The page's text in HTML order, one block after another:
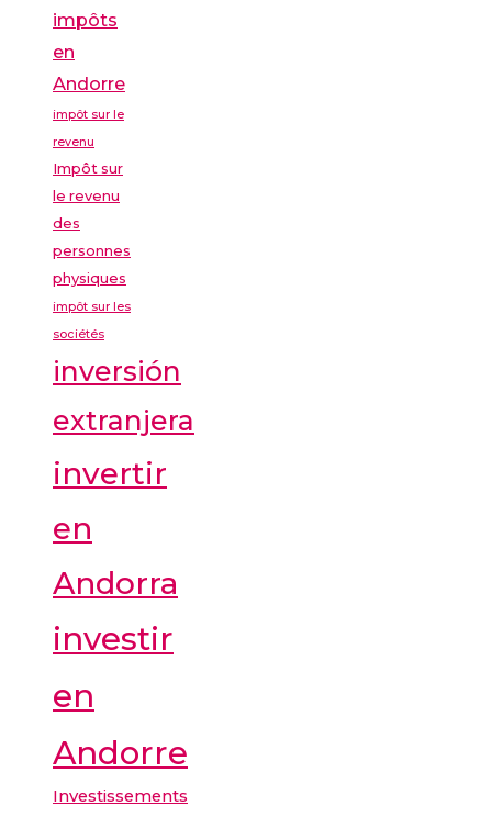
impôts
en
Andorre
impôt sur le
revenu
Impôt sur
le revenu
des
personnes
physiques
impôt sur les
sociétés
inversión
extranjera
invertir
en
Andorra
investir
en
Andorre
Investissements